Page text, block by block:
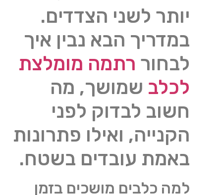
יותר לשני הצדדים.
במדריך הבא נבין איך
לבחור רתמה מומלצת
לכלב שמושך, מה
חשוב לבדוק לפני
הקנייה, ואילו פתרונות
באמת עובדים בשטח.
למה כלבים מושכים בזמן